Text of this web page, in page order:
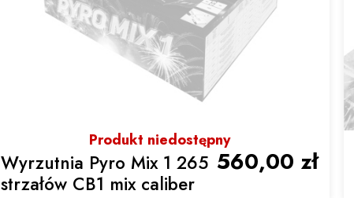
Produkt niedostępny
Wyrzutnia Pyro Mix 1 265
strzałów CB1 mix caliber
560,00 zł